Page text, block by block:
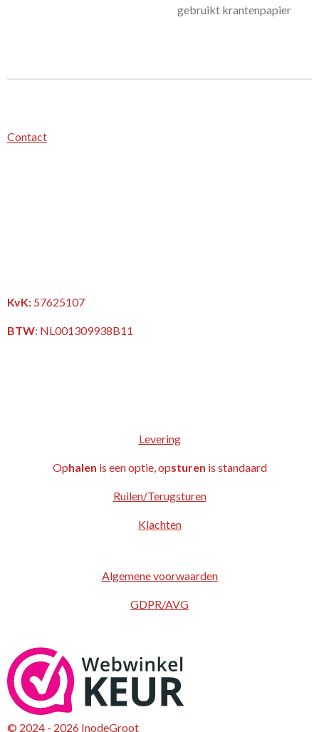
gebruikt krantenpapier
Contact
KvK: 57625107
BTW: NL001309938B11
Levering
Ophalen is een optie, opsturen is standaard
Ruilen/Terugsturen
Klachten
Algemene voorwaarden
GDPR/AVG
© 2024 - 2026 InodeGroot